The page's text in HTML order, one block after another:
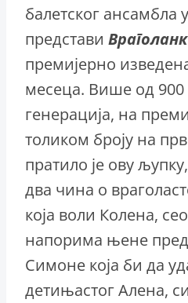
балетског ансамбла
представи
премијерно
месеца. Више од 900
генерација, на
толиком броју на
пратило је ову
два чина о
која воли Колена,
напорима њене
Симоне која би да
детињастог Алена,